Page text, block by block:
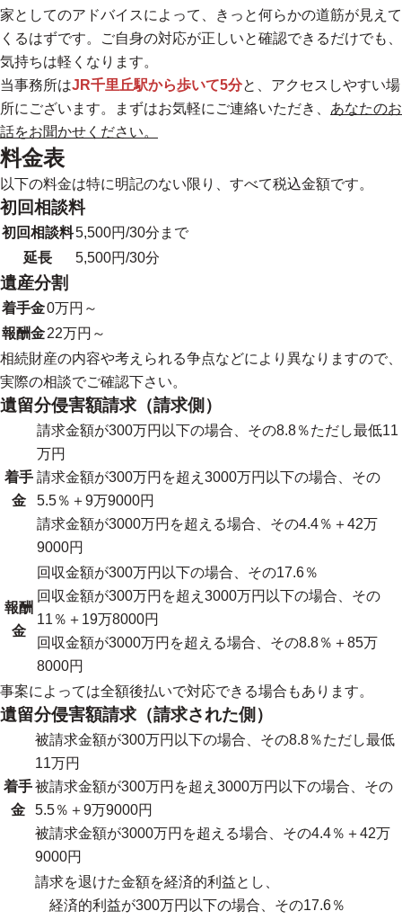
家としてのアドバイスによって、きっと何らかの道筋が見えて
くるはずです。
ご自身の対応が正しいと確認できるだけでも、
気持ちは軽くなります。
当事務所はJR千里丘駅から歩いて5分と、アクセスしやすい場
所にございます。まずはお気軽にご連絡いただき、 あなたのお
話をお聞かせください。
料金表
以下の料金は特に明記のない限り、すべて税込金額です。
初回相談料
初回相談料5,500円/30分まで
延長
5,500円/30分
遺産分割
着手金0万円～
報酬金22万円～
相続財産の内容や考えられる争点などにより異なりますので、
実際の相談でご確認下さい。
遺留分侵害額請求（請求側）
着手
金
請求金額が300万円以下の場合、その8.8％ただし最低11
万円
請求金額が300万円を超え3000万円以下の場合、その
5.5％＋9万9000円
請求金額が3000万円を超える場合、その4.4％＋42万
9000円
報酬
金
回収金額が300万円以下の場合、その17.6％
回収金額が300万円を超え3000万円以下の場合、その
11％＋19万8000円
回収金額が3000万円を超える場合、その8.8％＋85万
8000円
事案によっては全額後払いで対応できる場合もあります。
遺留分侵害額請求（請求された側）
着手
金
被請求金額が300万円以下の場合、その8.8％ただし最低
11万円
被請求金額が300万円を超え3000万円以下の場合、その
5.5％＋9万9000円
被請求金額が3000万円を超える場合、その4.4％＋42万
9000円
請求を退けた金額を経済的利益とし、
経済的利益が300万円以下の場合、その17.6％